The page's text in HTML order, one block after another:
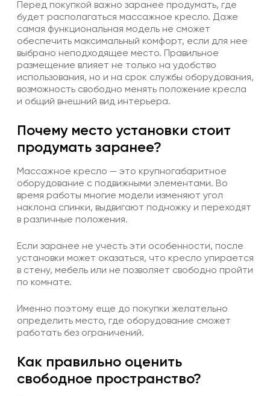
Перед покупкой важно заранее продумать, где
будет располагаться массажное кресло. Даже
самая функциональная модель не сможет
обеспечить максимальный комфорт, если для нее
выбрано неподходящее место. Правильное
размещение влияет не только на удобство
использования, но и на срок службы оборудования,
возможность свободно менять положение кресла
и общий внешний вид интерьера.
Почему место установки стоит
продумать заранее?
Массажное кресло — это крупногабаритное
оборудование с подвижными элементами. Во
время работы многие модели изменяют угол
наклона спинки, выдвигают подножку и переходят
в различные положения.
Если заранее не учесть эти особенности, после
установки может оказаться, что кресло упирается
в стену, мебель или не позволяет свободно пройти
по комнате.
Именно поэтому еще до покупки желательно
определить место, где оборудование сможет
работать без ограничений.
Как правильно оценить
свободное пространство?